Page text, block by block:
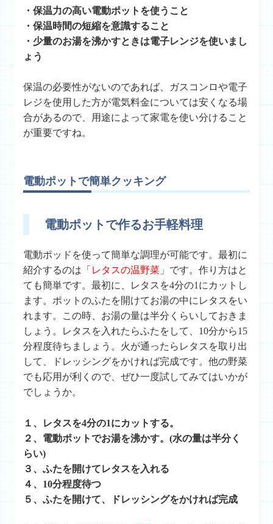
・保温力の高い電動ポットを使うこと
・保温時間の短縮を意識すること
・少量のお湯を沸かすときは電子レンジを使いまし
ょう
保温の必要性がないのであれば、ガスコンロや電子
レジを使用した方が電気料金については安くなる場
合があるので、用途によって家電を使い分けること
が重要ですね。
電動ポットで簡単クッキング
電動ポットで作るお手軽料理
電動ポッドを使って簡単な調理が可能です。最初に
紹介するのは「 レタスの温野菜 」です。作り方はと
ても簡単です。最初に、レタスを4分の1にカットし
ます。ポットのふたを開けてお湯の中にレタスをい
れます。この時、お湯の量は半分くらいしておきま
しょう。レタスを入れたらふたをして、10分から15
分程度待ちましょう。火が通ったらレタスを取り出
して、ドレッシングをかければ完成です。他の野菜
でも応用が利くので、ぜひ一度試してみてはいかが
でしょうか。
１、レタスを4分の1にカットする。
２、電動ポットでお湯を沸かす。(水の量は半分く
らい)
３、ふたを開けてレタスを入れる
４、10分程度待つ
５、ふたを開けて、ドレッシングをかければ完成